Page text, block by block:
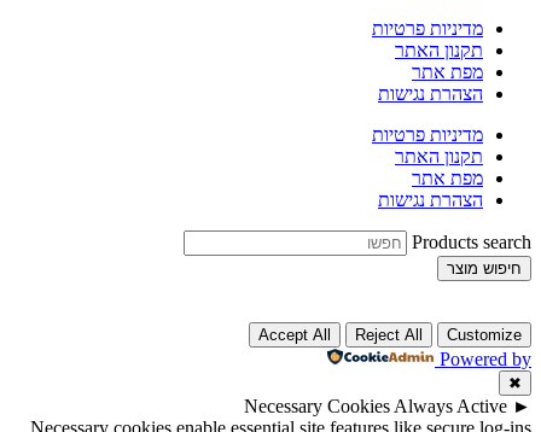
מדיניות פרטיות
תקנון האתר
מפת אתר
הצהרת נגישות
מדיניות פרטיות
תקנון האתר
מפת אתר
הצהרת נגישות
Products search
חיפוש מוצר
Customize
Reject All
Accept All
Powered by
✖
►
Necessary Cookies Always Active
Necessary cookies enable essential site features like secure log-ins